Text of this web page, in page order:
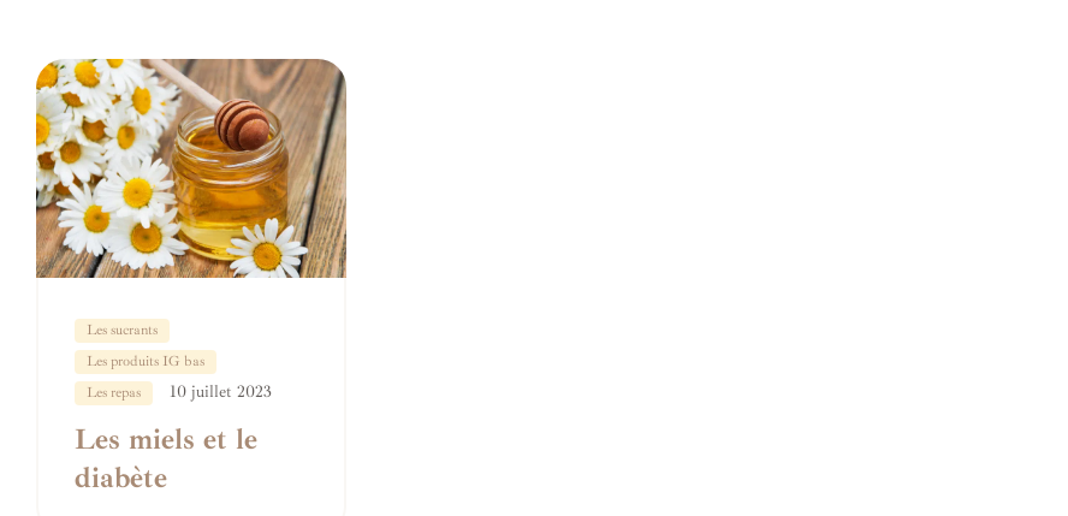
Les sucrants
Les produits IG bas
Les repas
10 juillet 2023
Les miels et le
diabète